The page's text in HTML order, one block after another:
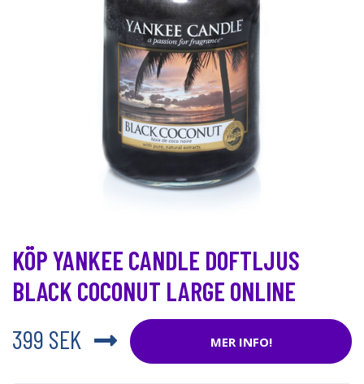
KÖP YANKEE CANDLE DOFTLJUS
BLACK COCONUT LARGE ONLINE
399 SEK
MER INFO!